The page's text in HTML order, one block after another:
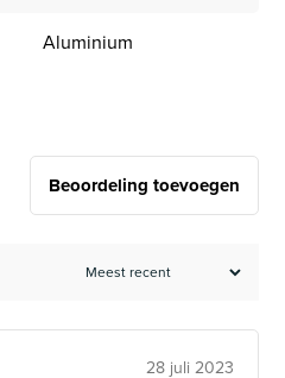
Aluminium
Beoordeling toevoegen
28 juli 2023